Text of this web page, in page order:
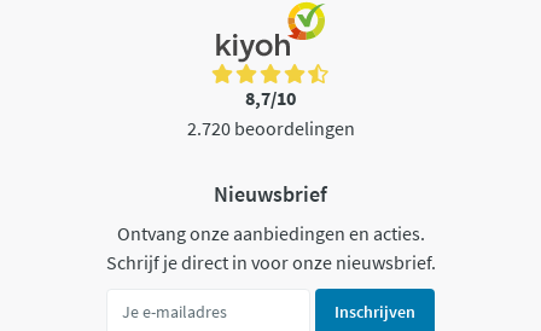
8,7/10
2.720 beoordelingen
Nieuwsbrief
Ontvang onze aanbiedingen en acties.
Schrijf je direct in voor onze nieuwsbrief.
Inschrijven